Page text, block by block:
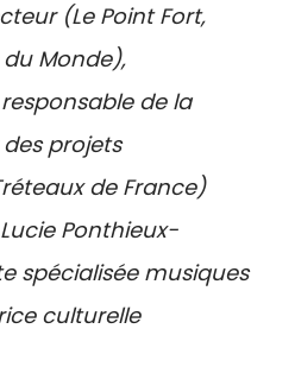
(Le Point Fort,
du Monde),
de la
projets
de France)
Ponthieux-
spécialisée musiques
culturelle